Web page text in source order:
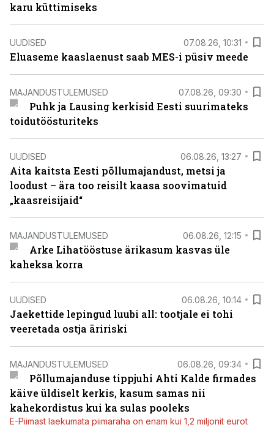
karu küttimiseks
UUDISED 07.08.26, 10:31
Eluaseme kaaslaenust saab MES-i püsiv meede
MAJANDUSTULEMUSED 07.08.26, 09:30
Puhk ja Lausing kerkisid Eesti suurimateks
toidutöösturiteks
UUDISED 06.08.26, 13:27
Aita kaitsta Eesti põllumajandust, metsi ja
loodust – ära too reisilt kaasa soovimatuid
„kaasreisijaid“
MAJANDUSTULEMUSED 06.08.26, 12:15
Arke Lihatööstuse ärikasum kasvas üle
kaheksa korra
UUDISED 06.08.26, 10:14
Jaekettide lepingud luubi all: tootjale ei tohi
veeretada ostja äririski
MAJANDUSTULEMUSED 06.08.26, 09:34
Põllumajanduse tippjuhi Ahti Kalde firmades
käive üldiselt kerkis, kasum samas nii
kahekordistus kui ka sulas pooleks
E-Piimast laekumata piimaraha on enam kui 1,2 miljonit eurot